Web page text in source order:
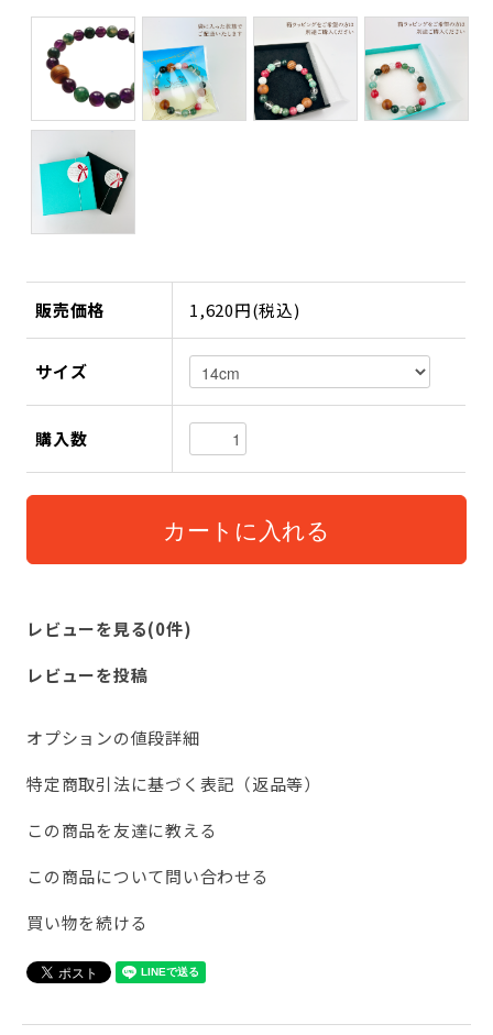
販売価格 1,620円(税込)
サイズ
購入数
レビューを見る(0件)
レビューを投稿
オプションの値段詳細
特定商取引法に基づく表記（返品等）
この商品を友達に教える
この商品について問い合わせる
買い物を続ける